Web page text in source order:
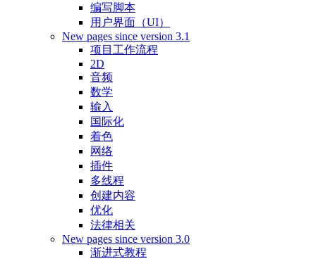
编写脚本
用户界面（UI）
New pages since version 3.1
项目工作流程
2D
音频
数学
输入
国际化
着色
网络
插件
多线程
创建内容
优化
法律相关
New pages since version 3.0
渐进式教程